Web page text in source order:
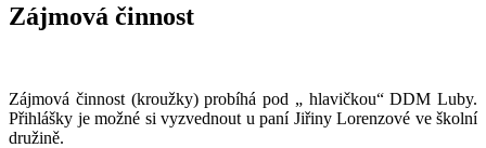
Zájmová činnost
Zájmová činnost (kroužky) probíhá pod „ hlavičkou“ DDM Luby.
Přihlášky je možné si vyzvednout u paní Jiřiny Lorenzové ve školní
družině.